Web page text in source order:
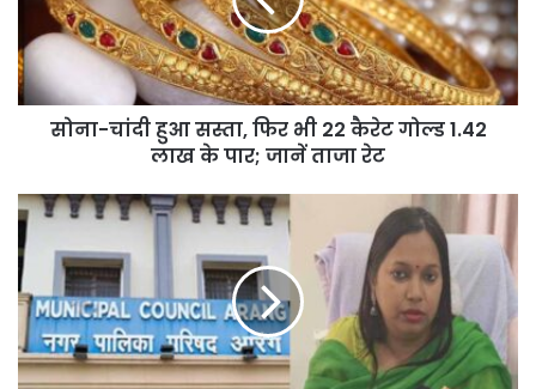
22
कैरेट
गोल्ड
पार;
जानें
ताजा
रेट
सोना-चांदी हुआ सस्ता, फिर भी 22 कैरेट गोल्ड 1.42
लाख के पार; जानें ताजा रेट
नगर
पालिका
अध्यक्ष
की
शिकायत
से
बढ़ा
विवाद,